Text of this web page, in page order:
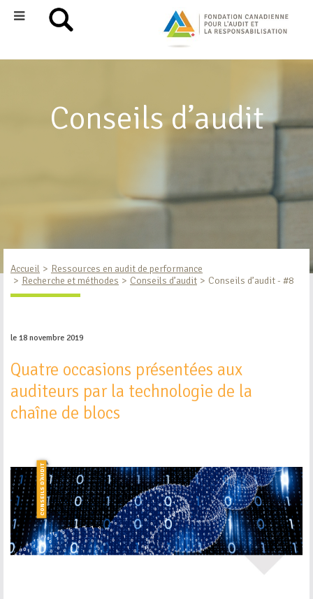
Conseils d’audit
Accueil
Ressources en audit de performance
Recherche et méthodes
Conseils d’audit Conseils d’audit - #8
le 18 novembre 2019
Quatre occasions présentées aux
auditeurs par la technologie de la
chaîne de blocs
CONSEILS D’AUDIT